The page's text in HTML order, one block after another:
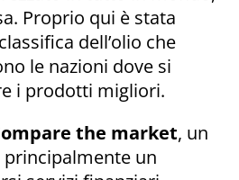
Proprio qui è stata
dell’olio che
le nazioni dove si
i prodotti migliori.
the market, un
un